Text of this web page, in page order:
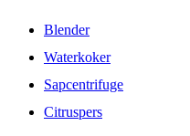
Blender
Waterkoker
Sapcentrifuge
Citruspers